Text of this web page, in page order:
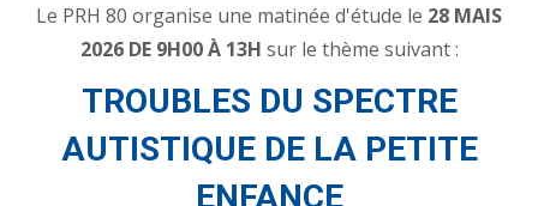
Le PRH 80 organise une matinée d'étude le 28 MAIS
2026 DE 9H00 À 13H sur le thème suivant :
TROUBLES DU SPECTRE
AUTISTIQUE DE LA PETITE
ENFANCE